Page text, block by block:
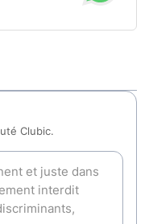
Clubic.